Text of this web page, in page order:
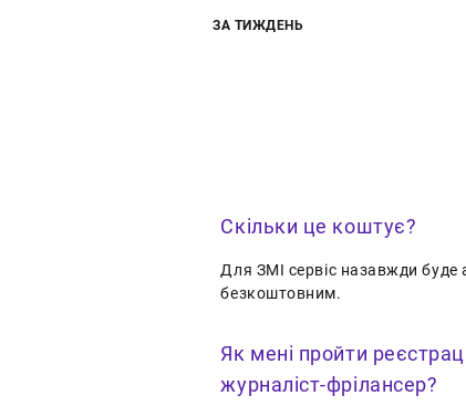
ЗА ТИЖДЕНЬ
Скільки це коштує?
Для ЗМІ сервіс назавжди буде
безкоштовним.
Як мені пройти
журналіст-фрілансер?